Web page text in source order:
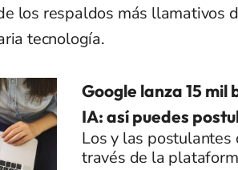
los respaldos más llamativos
tecnología.
Google lanza 15
IA: así puedes
Los y las postulantes
través de la